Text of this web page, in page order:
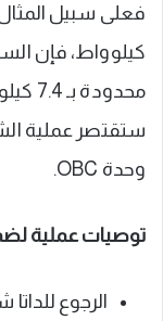
كيلوواط، فإن
ستقتصر عملية
وحدة OBC.
توصيات عملية
الرجوع